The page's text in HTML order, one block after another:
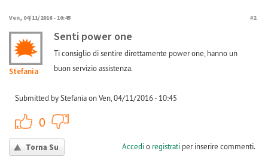
Ven, 04/11/2016 - 10:45 #2
Stefania
Senti power one
Ti consiglio di sentire direttamente power one, hanno un
buon servizio assistenza.
Submitted by Stefania on Ven, 04/11/2016 - 10:45
0
Torna Su Accedio registratiper inserire commenti.